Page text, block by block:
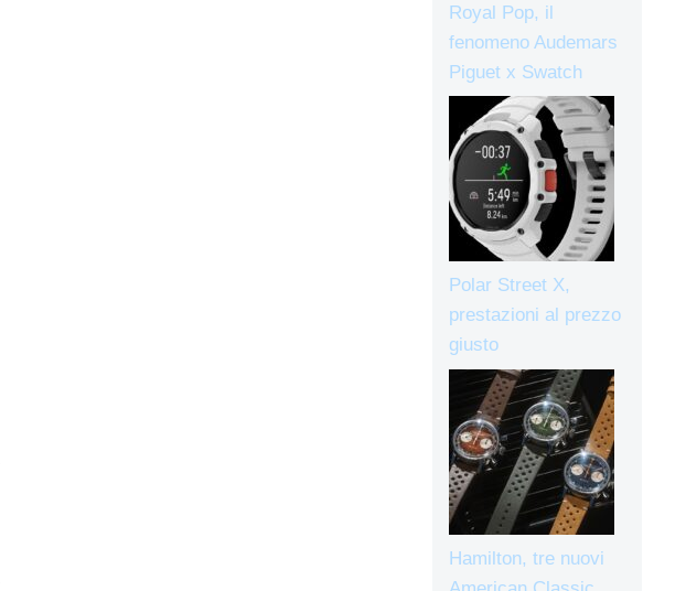
Royal Pop, il
fenomeno Audemars
Piguet x Swatch
Polar Street X,
prestazioni al prezzo
giusto
Hamilton, tre nuovi